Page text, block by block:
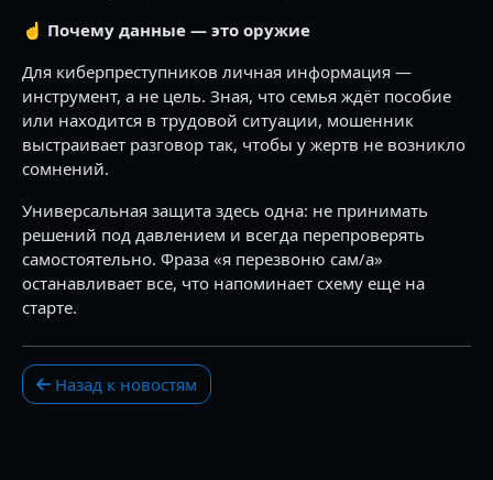
☝️ Почему данные — это оружие
Для киберпреступников личная информация —
инструмент, а не цель. Зная, что семья ждёт пособие
или находится в трудовой ситуации, мошенник
выстраивает разговор так, чтобы у жертв не возникло
сомнений.
Универсальная защита здесь одна: не принимать
решений под давлением и всегда перепроверять
самостоятельно. Фраза «я перезвоню сам/а»
останавливает все, что напоминает схему еще на
старте.
Назад к новостям